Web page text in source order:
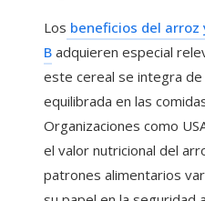
Los beneficios del arroz
B adquieren especial
este cereal se integra de
equilibrada en las
Organizaciones como
el valor nutricional del
patrones alimentarios